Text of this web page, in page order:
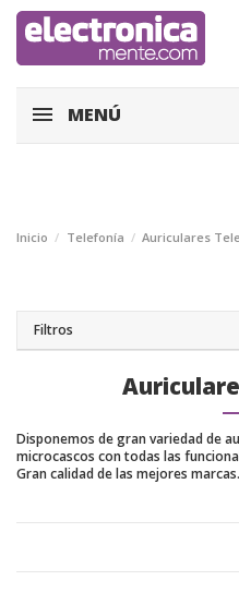
MENÚ
Inicio Telefonía Auriculares
Disponemos de gran variedad de
microcascos con todas las
Gran calidad de las mejores
Filtros